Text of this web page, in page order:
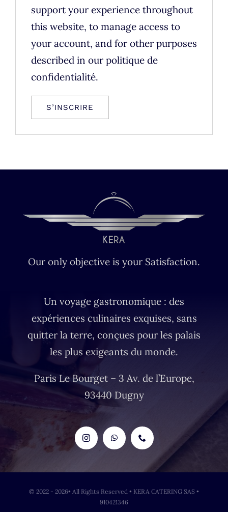
support your experience throughout
this website, to manage access to
your account, and for other purposes
described in our politique de
confidentialité.
S’INSCRIRE
Our only objective is your Satisfaction.
Un voyage gastronomique : des
expériences culinaires exquises, sans
quitter la terre, conçues pour les palais
les plus exigeants du monde.
Paris Le Bourget – 3 Av. de l’Europe,
93440 Dugny
© 2022 - 2026• All Rights Reserved • KERA CATERING SAS •
910421346